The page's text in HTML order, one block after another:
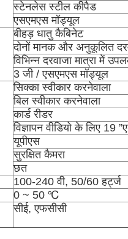
स्टेनलेस स्टील कीपैड
एसएमएस मॉड्यूल
बीहड़ धातु कैबिनेट
दोनों मानक और अनुकूलित
विभिन्न दरवाजा मात्रा में
3 जी / एसएमएस मॉड्यूल
सिक्का स्वीकार करनेवाला
बिल स्वीकार करनेवाला
कार्ड रीडर
विज्ञापन वीडियो के लिए 19
यूपीएस
सुरक्षित कैमरा
छत
100-240 वी, 50/60 हर्ट्ज
0 ~ 50 ℃
सीई, एफसीसी